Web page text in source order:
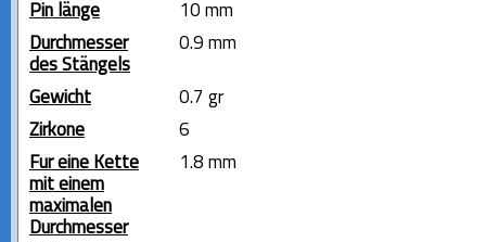
Pin länge
10 mm
Durchmesser
des Stängels
0.9 mm
Gewicht
0.7 gr
Zirkone
6
Für eine Kette
mit einem
maximalen
Durchmesser
1.8 mm